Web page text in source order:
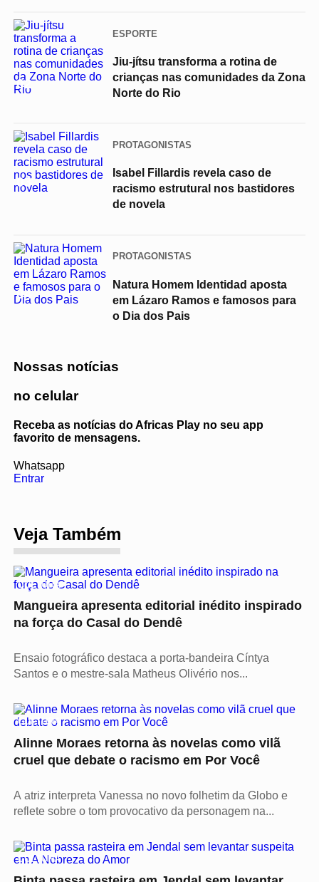
02
ESPORTE
Jiu-jítsu transforma a rotina de
crianças nas comunidades da Zona
Norte do Rio
03
PROTAGONISTAS
Isabel Fillardis revela caso de
racismo estrutural nos bastidores
de novela
04
PROTAGONISTAS
Natura Homem Identidad aposta
em Lázaro Ramos e famosos para
o Dia dos Pais
Nossas notícias
no celular
Receba as notícias do Africas Play no seu app
favorito de mensagens.
Whatsapp
Entrar
Veja Também
CULTURA
Mangueira apresenta editorial inédito inspirado
na força do Casal do Dendê
Ensaio fotográfico destaca a porta-bandeira Cíntya
Santos e o mestre-sala Matheus Olivério nos...
CULTURA
Alinne Moraes retorna às novelas como vilã
cruel que debate o racismo em Por Você
A atriz interpreta Vanessa no novo folhetim da Globo e
reflete sobre o tom provocativo da personagem na...
CULTURA